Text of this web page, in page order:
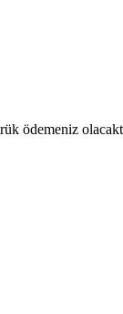
ödemeniz